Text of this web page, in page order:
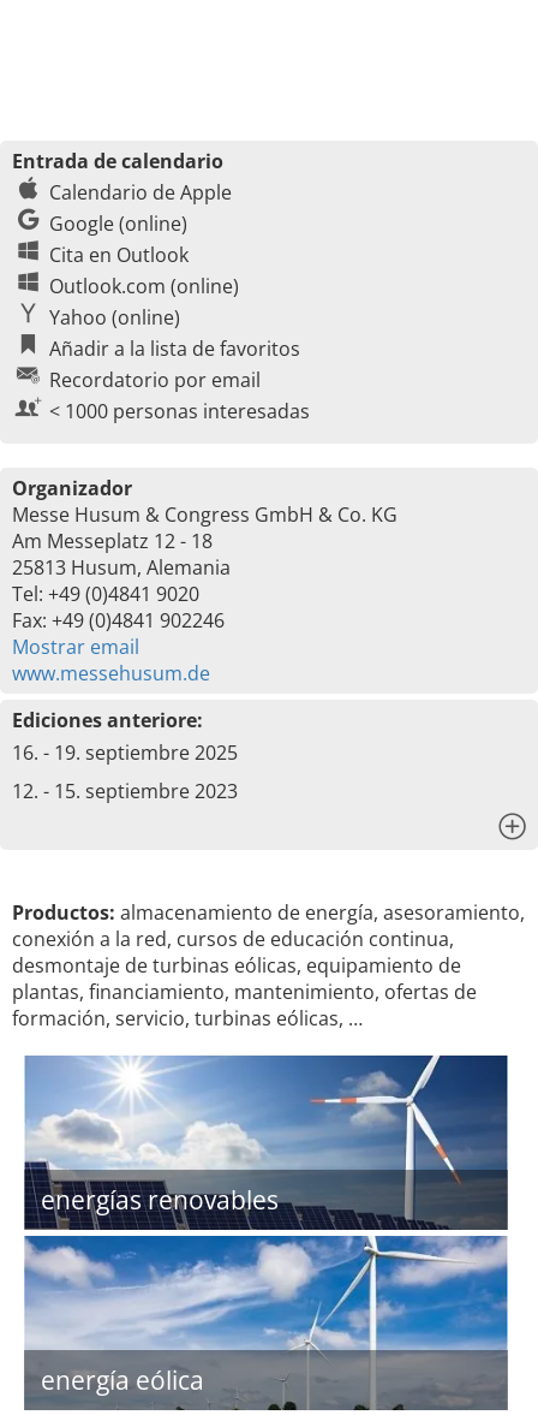
Entrada de calendario
Calendario de Apple
Google (online)
Cita en Outlook
Outlook.com (online)
Yahoo (online)
Añadir a la lista de favoritos
Recordatorio por email
< 1000 personas interesadas
Organizador
Messe Husum & Congress GmbH & Co. KG
Am Messeplatz 12 - 18
25813 Husum, Alemania
Tel: +49 (0)4841 9020
Fax: +49 (0)4841 902246
Mostrar email
www.messehusum.de
Ediciones anteriore:
16. - 19. septiembre 2025
12. - 15. septiembre 2023
Productos: almacenamiento de energía, asesoramiento,
conexión a la red, cursos de educación continua,
desmontaje de turbinas eólicas, equipamiento de
plantas, financiamiento, mantenimiento, ofertas de
formación, servicio, turbinas eólicas, …
energías renovables
energía eólica